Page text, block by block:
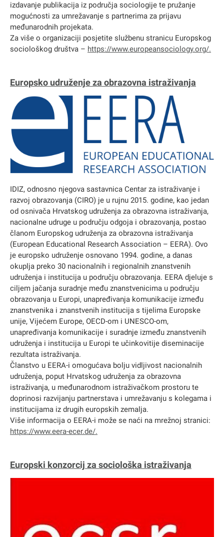
izdavanje publikacija iz područja sociologije te pružanje
mogućnosti za umrežavanje s partnerima za prijavu
međunarodnih projekata.
Za više o organizaciji posjetite službenu stranicu Europskog
sociološkog društva – https://www.europeansociology.org/.
Europsko udruženje za obrazovna istraživanja
IDIZ, odnosno njegova sastavnica Centar za istraživanje i
razvoj obrazovanja (CIRO) je u rujnu 2015. godine, kao jedan
od osnivača Hrvatskog udruženja za obrazovna istraživanja,
nacionalne udruge u području odgoja i obrazovanja, postao
članom Europskog udruženja za obrazovna istraživanja
(European Educational Research Association – EERA). Ovo
je europsko udruženje osnovano 1994. godine, a danas
okuplja preko 30 nacionalnih i regionalnih znanstvenih
udruženja i institucija u području obrazovanja. EERA djeluje s
ciljem jačanja suradnje među znanstvenicima u području
obrazovanja u Europi, unapređivanja komunikacije između
znanstvenika i znanstvenih institucija s tijelima Europske
unije, Vijećem Europe, OECD-om i UNESCO-om,
unapređivanja komunikacije i suradnje između znanstvenih
udruženja i institucija u Europi te učinkovitije diseminacije
rezultata istraživanja.
Članstvo u EERA-i omogućava bolju vidljivost nacionalnih
udruženja, poput Hrvatskog udruženja za obrazovna
istraživanja, u međunarodnom istraživačkom prostoru te
doprinosi razvijanju partnerstava i umrežavanju s kolegama i
institucijama iz drugih europskih zemalja.
Više informacija o EERA-i može se naći na mrežnoj stranici:
https://www.eera-ecer.de/.
Europski konzorcij za sociološka istraživanja